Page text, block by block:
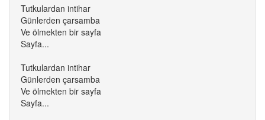
Tutkulardan intihar
Günlerden çarsamba
Ve ölmekten bir sayfa
Sayfa...
Tutkulardan intihar
Günlerden çarsamba
Ve ölmekten bir sayfa
Sayfa...